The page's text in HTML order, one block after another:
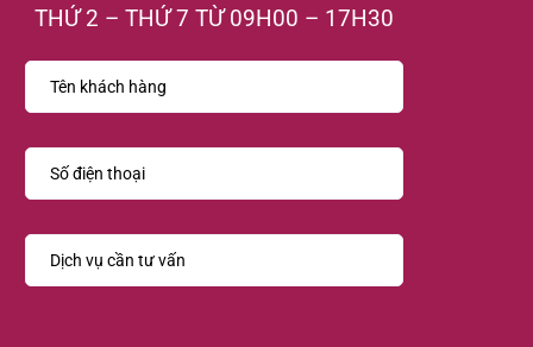
THỨ 2 – THỨ 7 TỪ 09H00 – 17H30